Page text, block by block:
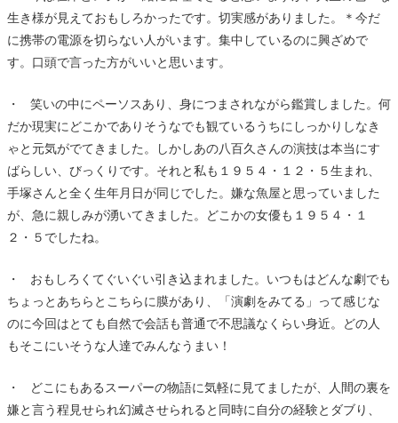
生き様が見えておもしろかったです。切実感がありました。＊今だ
に携帯の電源を切らない人がいます。集中しているのに興ざめで
す。口頭で言った方がいいと思います。
・ 笑いの中にペーソスあり、身につまされながら鑑賞しました。何
だか現実にどこかでありそうなでも観ているうちにしっかりしなき
ゃと元気がでてきました。しかしあの八百久さんの演技は本当にす
ばらしい、びっくりです。それと私も１９５４・１２・５生まれ、
手塚さんと全く生年月日が同じでした。嫌な魚屋と思っていました
が、急に親しみが湧いてきました。どこかの女優も１９５４・１
２・５でしたね。
・ おもしろくてぐいぐい引き込まれました。いつもはどんな劇でも
ちょっとあちらとこちらに膜があり、「演劇をみてる」って感じな
のに今回はとても自然で会話も普通で不思議なくらい身近。どの人
もそこにいそうな人達でみんなうまい！
・ どこにもあるスーパーの物語に気軽に見てましたが、人間の裏を
嫌と言う程見せられ幻滅させられると同時に自分の経験とダブり、